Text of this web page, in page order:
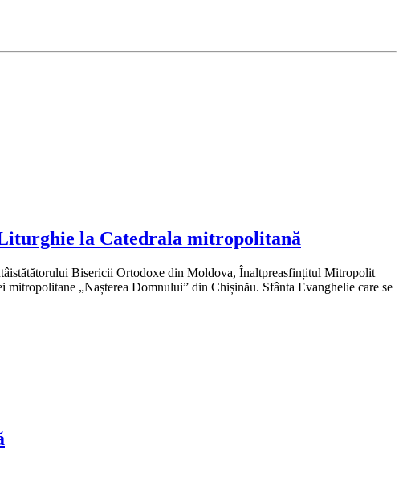
la Catedrala mitropolitană
Bisericii Ortodoxe din Moldova, Înaltpreasfințitul Mitropolit
„Nașterea Domnului” din Chișinău. Sfânta Evanghelie care se